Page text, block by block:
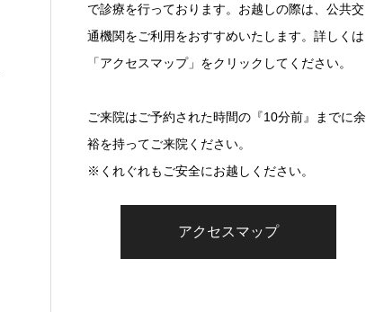
で診療を行っております。お越しの際は、公共交
通機関をご利用をおすすめいたします。詳しくは
「アクセスマップ」をクリックしてください。
ご来院はご予約された時間の『10分前』までに余
裕を持ってご来院ください。
※くれぐれもご安全にお越しください。
アクセスマップ